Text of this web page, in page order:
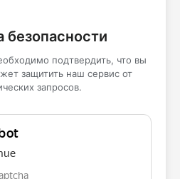
безопасности
подтвердить, что вы
защитить наш сервис от
запросов.